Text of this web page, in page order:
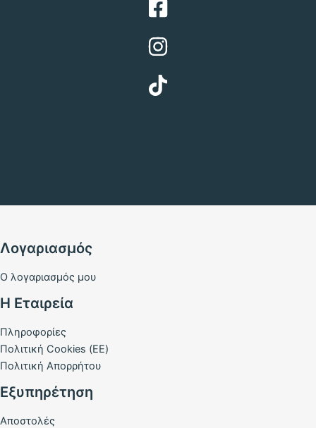
Λογαριασμός
Ο λογαριασμός μου
Η Εταιρεία
Πληροφορίες
Πολιτική Cookies (ΕΕ)
Πολιτική Απορρήτου
Εξυπηρέτηση
Αποστολές